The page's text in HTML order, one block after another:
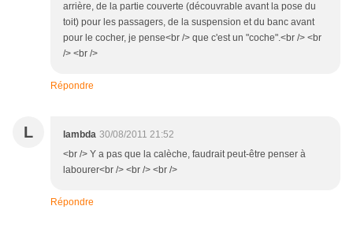
arrière, de la partie couverte (découvrable avant la pose du
toit) pour les passagers, de la suspension et du banc avant
pour le cocher, je pense<br /> que c'est un "coche".<br /> <br
/> <br />
Répondre
L lambda 30/08/2011 21:52
<br /> Y a pas que la calèche, faudrait peut-être penser à
labourer<br /> <br /> <br />
Répondre